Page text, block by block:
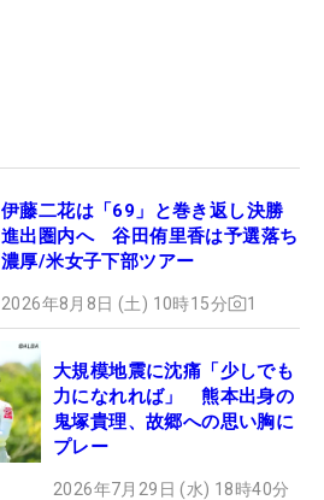
伊藤二花は「69」と巻き返し決勝
進出圏内へ 谷田侑里香は予選落ち
濃厚/米女子下部ツアー
2026年8月8日 (土) 10時15分 1
大規模地震に沈痛「少しでも
力になれれば」 熊本出身の
鬼塚貴理、故郷への思い胸に
プレー
2026年7月29日 (水) 18時40分